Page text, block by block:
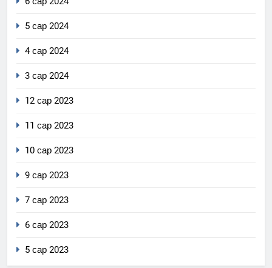
5 сар 2024
4 сар 2024
3 сар 2024
12 сар 2023
11 сар 2023
10 сар 2023
9 сар 2023
7 сар 2023
6 сар 2023
5 сар 2023